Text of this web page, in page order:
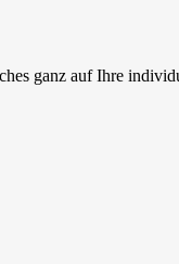
ganz auf Ihre